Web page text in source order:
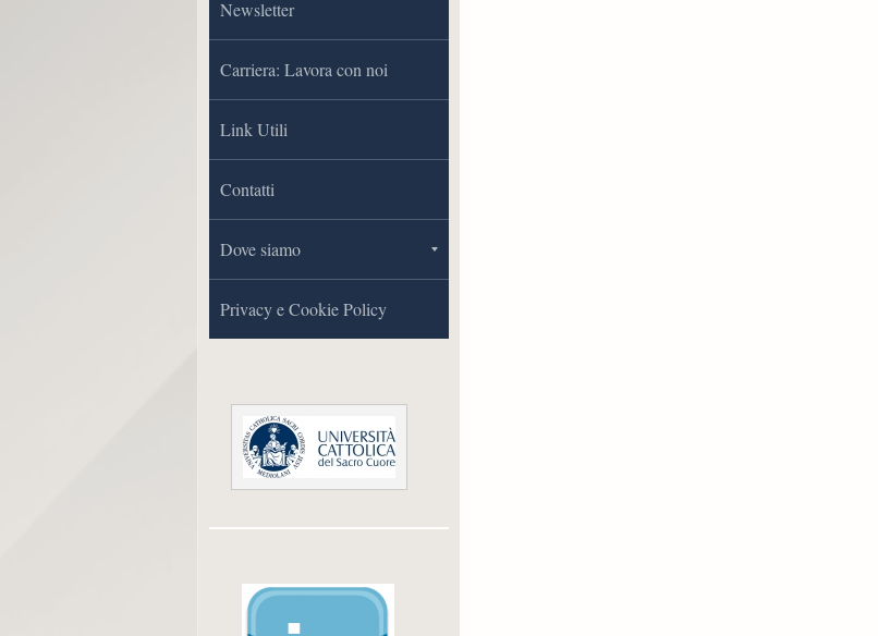
Newsletter
Carriera: Lavora con noi
Link Utili
Contatti
Dove siamo
Privacy e Cookie Policy